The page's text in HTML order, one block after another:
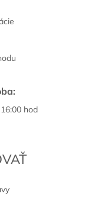
hod